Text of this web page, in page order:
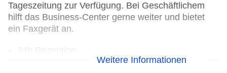
Tageszeitung zur Verfügung. Bei Geschäftlichem
hilft das Business-Center gerne weiter und bietet
ein Faxgerät an.
Parkplatz: gegen GebührWeitere Informationen